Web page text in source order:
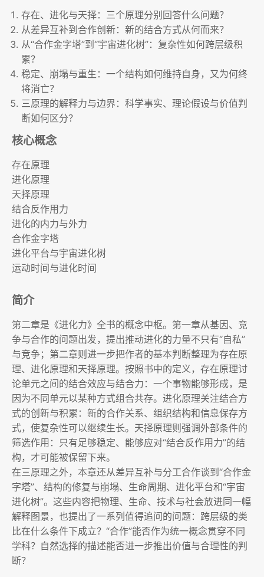
存在、进化与天择：三个原理分别回答什么问题？
从差异互补到合作创新：新的结合方式从何而来？
从“合作金字塔”到“宇宙进化树”：复杂性如何跨层级积
累？
稳定、崩塌与重生：一个结构如何维持自身，又为何终
将消亡？
三原理的解释力与边界：科学事实、理论假设与价值判
断如何区分？
核心概念
存在原理
进化原理
天择原理
结合反作用力
进化的内力与外力
合作金字塔
进化平台与宇宙进化树
运动时间与进化时间
简介
第二章是《进化力》全书的概念中枢。第一章从基因、竞
争与合作的问题出发，提出推动进化的力量不只有“自私”
与竞争；第二章则进一步把作者的基本判断整理为存在原
理、进化原理和天择原理。按照书中的定义，存在原理讨
论单元之间的结合效应与结合力：一个事物能够形成，是
因为不同单元以某种方式组合共存。进化原理关注结合方
式的创新与积累：新的合作关系、组织结构和信息保存方
式，使复杂性可以继续生长。天择原理则强调外部条件的
筛选作用：只有足够稳定、能够应对“结合反作用力”的结
构，才可能被保留下来。
在三原理之外，本章还从差异互补与分工合作谈到“合作金
字塔”、结构的修复与崩塌、生命周期、进化平台和“宇宙
进化树”。这些内容把物理、生命、技术与社会放进同一幅
解释图景，也提出了一系列值得追问的问题：跨层级的类
比在什么条件下成立？“合作”能否作为统一概念贯穿不同
学科？自然选择的描述能否进一步推出价值与合理性的判
断？